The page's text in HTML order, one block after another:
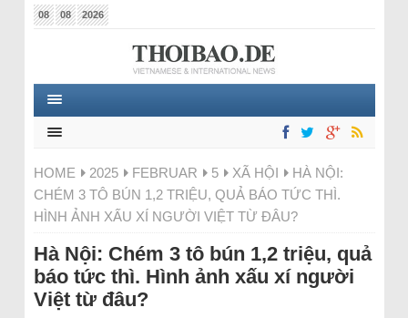
08 08 2026
HOME 2025 FEBRUAR 5 XÃ HỘI
HÀ NỘI:
CHÉM 3 TÔ BÚN 1,2 TRIỆU, QUẢ BÁO TỨC THÌ.
HÌNH ẢNH XẤU XÍ NGƯỜI VIỆT TỪ ĐÂU?
Hà Nội: Chém 3 tô bún 1,2 triệu, quả
báo tức thì. Hình ảnh xấu xí người
Việt từ đâu?